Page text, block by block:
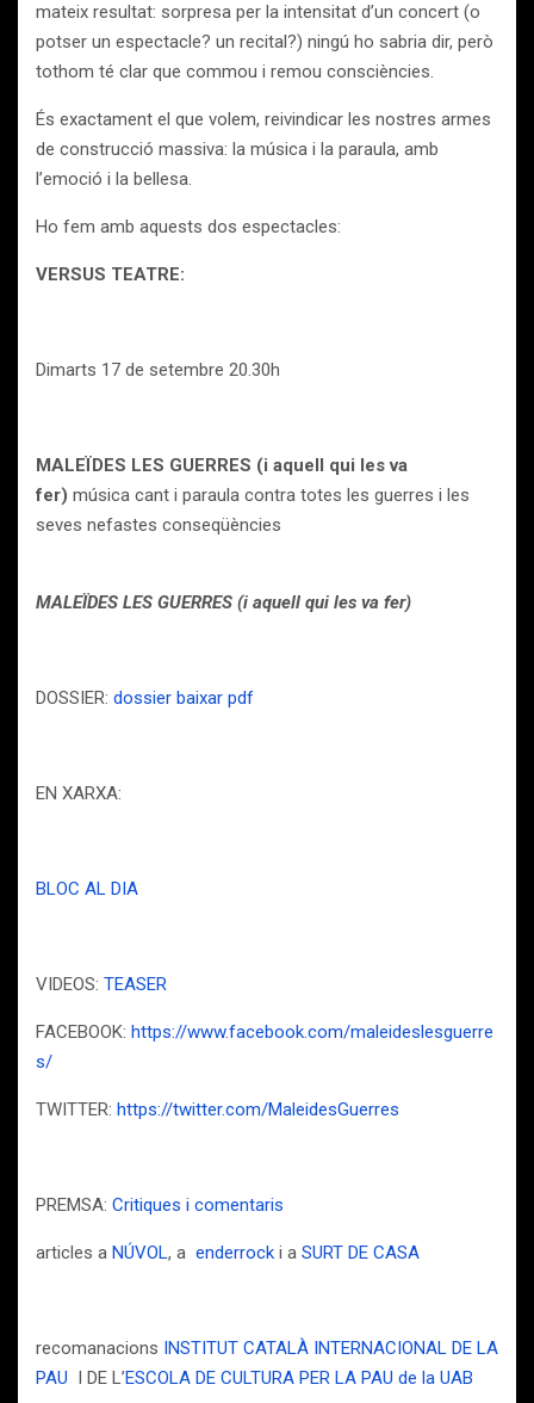
mateix resultat: sorpresa per la intensitat d’un concert (o
potser un espectacle? un recital?) ningú ho sabria dir, però
tothom té clar que commou i remou consciències.
És exactament el que volem, reivindicar les nostres armes
de construcció massiva: la música i la paraula, amb
l’emoció i la bellesa.
Ho fem amb aquests dos espectacles:
VERSUS TEATRE:
Dimarts 17 de setembre 20.30h
MALEÏDES LES GUERRES (i aquell qui les va
fer) música cant i paraula contra totes les guerres i les
seves nefastes conseqüències
MALEÏDES LES GUERRES (i aquell qui les va fer)
DOSSIER: dossier baixar pdf
EN XARXA:
BLOC AL DIA
VIDEOS: TEASER
FACEBOOK: https://www.facebook.com/maleideslesguerre
s/
TWITTER: https://twitter.com/MaleidesGuerres
PREMSA: Critiques i comentaris
articles a NÚVOL, a enderrock i a SURT DE CASA
recomanacions INSTITUT CATALÀ INTERNACIONAL DE LA
PAU I DE L’ESCOLA DE CULTURA PER LA PAU de la UAB